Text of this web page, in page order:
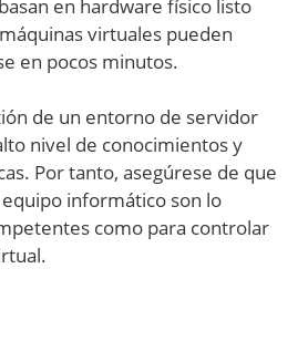
en hardware físico listo
virtuales pueden
en pocos minutos.
de un entorno de servidor
nivel de conocimientos y
Por tanto, asegúrese de que
informático son lo
como para controlar